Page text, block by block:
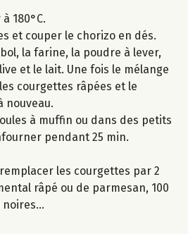
180°C.
et couper le chorizo en dés.
la farine, la poudre à lever,
et le lait. Une fois le mélange
courgettes râpées et le
nouveau.
à muffin ou dans des petits
pendant 25 min.
les courgettes par 2
râpé ou de parmesan, 100
noires…